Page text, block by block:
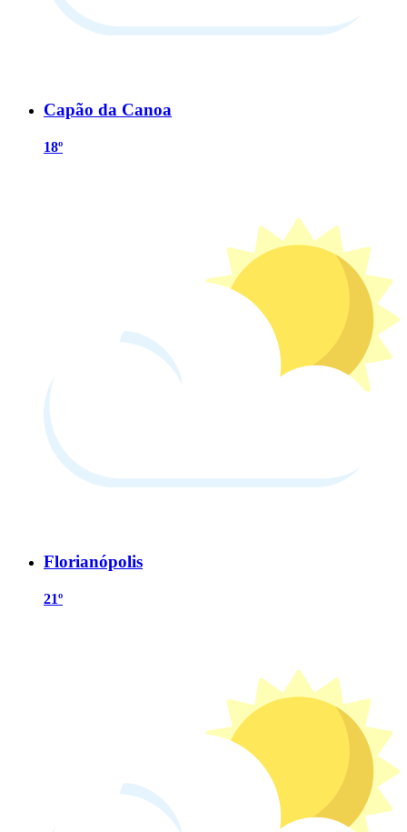
Capão da Canoa
18º
Florianópolis
21º